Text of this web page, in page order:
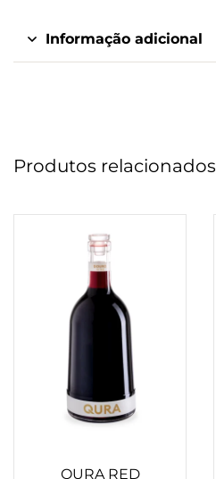
Informação adicional
Produtos relacionados
QURA RED